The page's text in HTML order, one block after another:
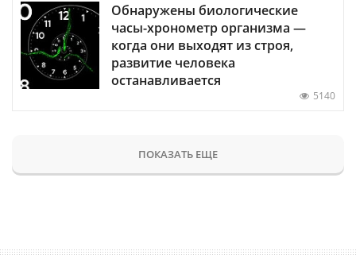
Обнаружены биологические
часы-хронометр организма —
когда они выходят из строя,
развитие человека
останавливается
5140
ПОКАЗАТЬ ЕЩЕ